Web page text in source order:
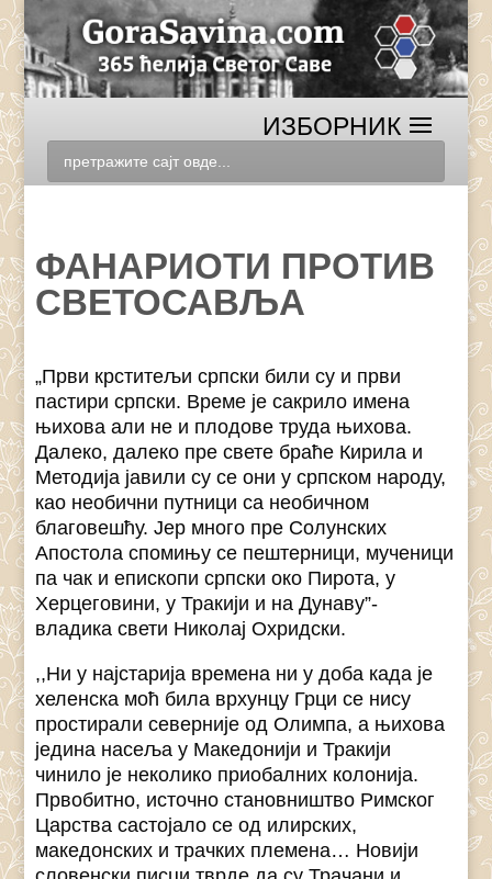
ФАНАРИОТИ ПРОТИВ
СВЕТОСАВЉА
„Први крститељи српски били су и први
пастири српски. Време је сакрило имена
њихова али не и плодове труда њихова.
Далеко, далеко пре свете браће Кирила и
Методија јавили су се они у српском народу,
као необични путници са необичном
благовешћу. Јер много пре Солунских
Апостола спомињу се пештерници, мученици
па чак и епископи српски око Пирота, у
Херцеговини, у Тракији и на Дунаву”-
владика свети Николај Охридски.
,,Ни у најстарија времена ни у доба када је
хеленска моћ била врхунцу Грци се нису
простирали северније од Олимпа, а њихова
једина насеља у Македонији и Тракији
чинило је неколико приобалних колонија.
Првобитно, источно становништво Римског
Царства састојало се од илирских,
македонских и трачких племена… Новији